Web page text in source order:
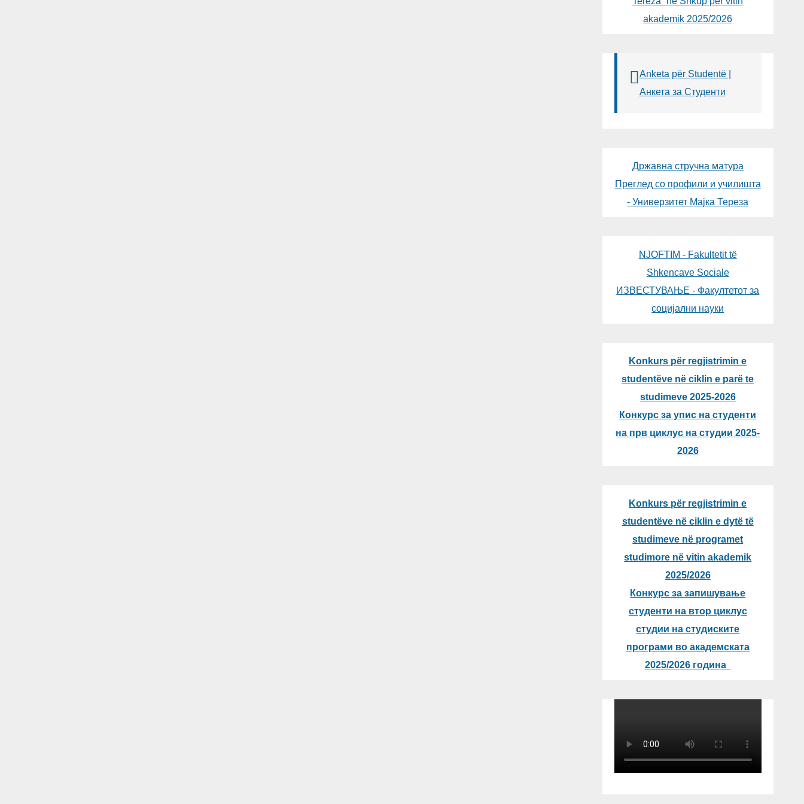
akademik 2025/2026
Anketa për Studentë |
Анкета за Студенти
Државна стручна матура
Преглед со профили и училишта
- Универзитет Мајка Тереза
NJOFTIM - Fakultetit të
Shkencave Sociale
ИЗВЕСТУВАЊЕ - Факултетот за
социјални науки
Konkurs për regjistrimin e
studentëve në ciklin e parë te
studimeve 2025-2026
Конкурс за упис на студенти
на прв циклус на студии 2025-
2026
Konkurs për regjistrimin e
studentëve në ciklin e dytë të
studimeve në programet
studimore në vitin akademik
2025/2026
Конкурс за запишување
студенти на втор циклус
студии на студиските
програми во академската
2025/2026 година